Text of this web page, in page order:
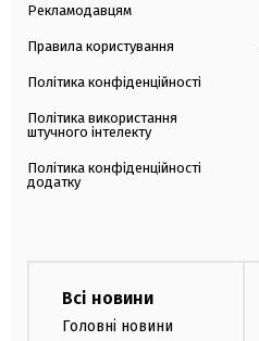
Рекламодавцям
Правила користування
Політика конфіденційності
Політика використання
штучного інтелекту
Політика конфіденційності
додатку
Всі новини
Головні новини